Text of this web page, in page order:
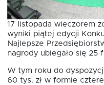
Kontakt
17 listopada wieczorem
wyniki piątej edycji
Najlepsze
nagrody ubiegało się 25
W tym roku do
60 tys. zł w formie